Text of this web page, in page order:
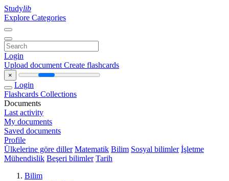
Studylib
Explore Categories
Login
Upload document Create flashcards
×
Login
Flashcards Collections
Documents
Last activity
My documents
Saved documents
Profile
Ülkelerine göre diller Matematik Bilim Sosyal bilimler İşletme
Mühendislik Beşeri bilimler Tarih
Bilim